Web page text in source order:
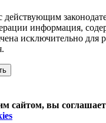
действующим
информация,
исключительно для
сайтом, вы